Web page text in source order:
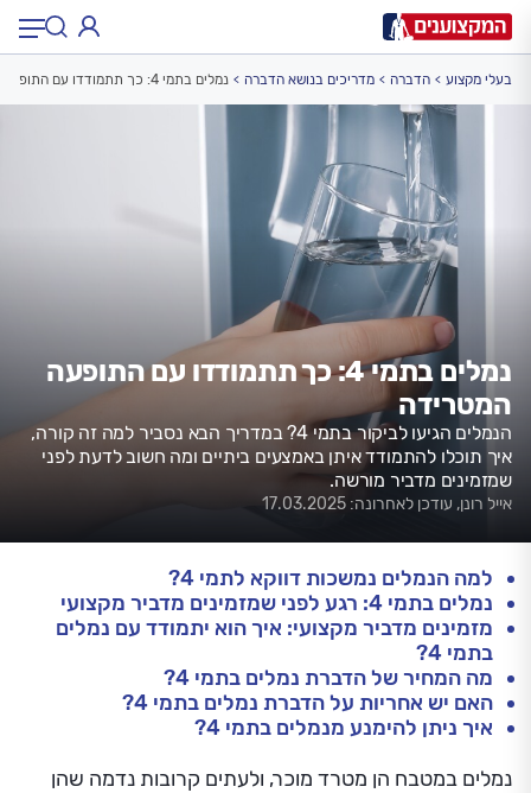
תחוםתחום:
תל אביב, חיפה…
נמלים בתמי 4: כך תתמודדו עם התופעה
המטרידה
הנמלים הגיעו לביקור בתמי 4? במדריך הבא נסביר למה זה קורה,
איך תוכלו להתמודד איתן באמצעים ביתיים ומה חשוב לדעת לפני
שמזמינים מדביר מורשה.
אייל רונן, עודכן לאחרונה: 17.03.2025
בעלי מקצוע הדברה מדריכים בנושא הדברה נמלים בתמי 4: כך תתמודדו עם התופעה המטרידה
למה הנמלים נמשכות דווקא לתמי 4?
נמלים בתמי 4: רגע לפני שמזמינים מדביר מקצועי
מזמינים מדביר מקצועי: איך הוא יתמודד עם נמלים
בתמי 4?
מה המחיר של הדברת נמלים בתמי 4?
האם יש אחריות על הדברת נמלים בתמי 4?
איך ניתן להימנע מנמלים בתמי 4?
נמלים במטבח הן מטרד מוכר, ולעתים קרובות נדמה שהן